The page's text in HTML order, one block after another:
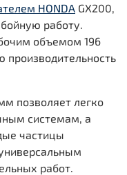
HONDA GX200,
работу.
объемом 196
производительность
позволяет легко
системам, а
частицы
работ.